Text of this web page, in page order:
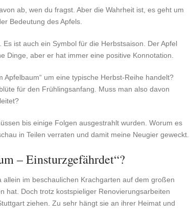
ab, wen du fragst. Aber die Wahrheit ist, es geht um
Bedeutung des Apfels.
ist auch ein Symbol für die Herbstsaison. Der Apfel
Dinge, aber er hat immer eine positive Konnotation.
um eine typische Herbst-Reihe handelt?
für den Frühlingsanfang. Muss man also davon
bis einige Folgen ausgestrahlt wurden. Worum es
in Teilen verraten und damit meine Neugier geweckt.
– Einsturzgefährdet“?
im beschaulichen Krachgarten auf dem großen
hat. Doch trotz kostspieliger Renovierungsarbeiten
ziehen. Zu sehr hängt sie an ihrer Heimat und